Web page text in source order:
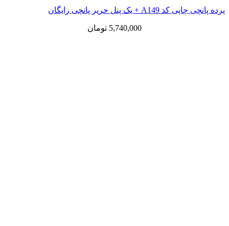
پرده پانچی چاپی کد A149 + یک پنل حریر پانچی رایگان
5,740,000 تومان